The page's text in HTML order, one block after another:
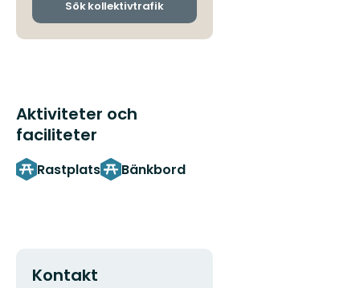
Sök kollektivtrafik
Aktiviteter och
faciliteter
Rastplats Bänkbord
Kontakt